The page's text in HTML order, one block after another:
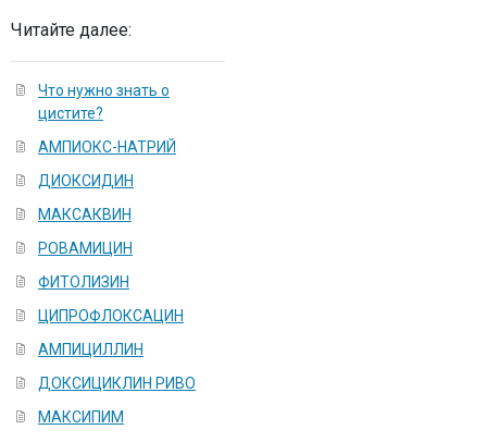
Читайте далее:
Что нужно знать о
цистите?
АМПИОКС-НАТРИЙ
ДИОКСИДИН
МАКСАКВИН
РОВАМИЦИН
ФИТОЛИЗИН
ЦИПРОФЛОКСАЦИН
АМПИЦИЛЛИН
ДОКСИЦИКЛИН РИВО
МАКСИПИМ